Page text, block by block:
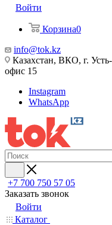
Войти
Корзина0
info@tok.kz
Казахстан, ВКО, г.
офис 15
Instagram
WhatsApp
+7 700 750 57 05
Заказать звонок
Войти
Каталог